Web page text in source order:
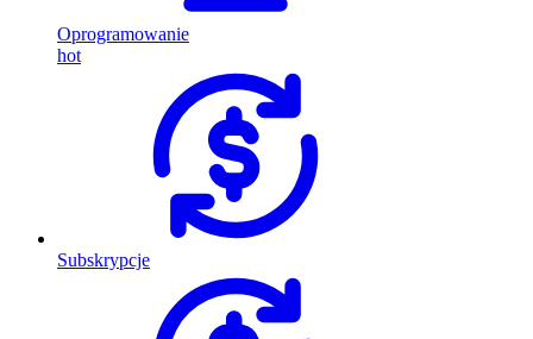
Oprogramowanie
hot
Subskrypcje